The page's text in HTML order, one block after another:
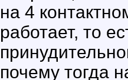
на 4
работает, то
почему тогда